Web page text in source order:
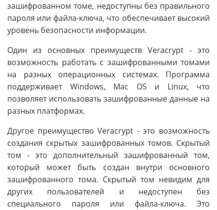
зашифрованном томе, недоступны без правильного
пароля или файла-ключа, что обеспечивает высокий
уровень безопасности информации.
Один из основных преимуществ Veracrypt - это
возможность работать с зашифрованными томами
на разных операционных системах. Программа
поддерживает Windows, Mac OS и Linux, что
позволяет использовать зашифрованные данные на
разных платформах.
Другое преимущество Veracrypt - это возможность
создания скрытых зашифрованных томов. Скрытый
том - это дополнительный зашифрованный том,
который может быть создан внутри основного
зашифрованного тома. Скрытый том невидим для
других пользователей и недоступен без
специального пароля или файла-ключа. Это